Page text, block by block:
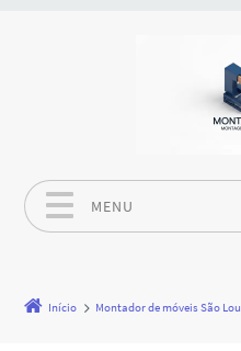
MENU
Início Montador de móveis São